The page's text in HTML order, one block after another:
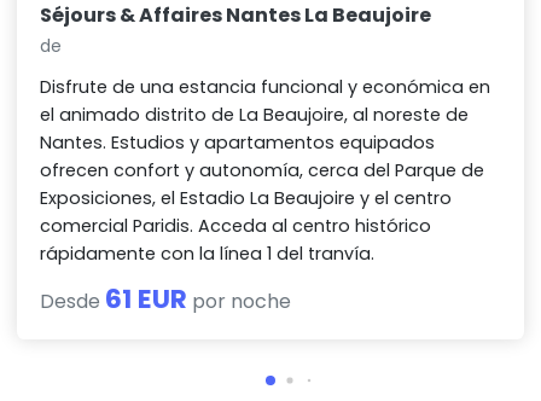
Séjours & Affaires Nantes La Beaujoire
de
Disfrute de una estancia funcional y económica en
el animado distrito de La Beaujoire, al noreste de
Nantes. Estudios y apartamentos equipados
ofrecen confort y autonomía, cerca del Parque de
Exposiciones, el Estadio La Beaujoire y el centro
comercial Paridis. Acceda al centro histórico
rápidamente con la línea 1 del tranvía.
Desde 61 EUR por noche